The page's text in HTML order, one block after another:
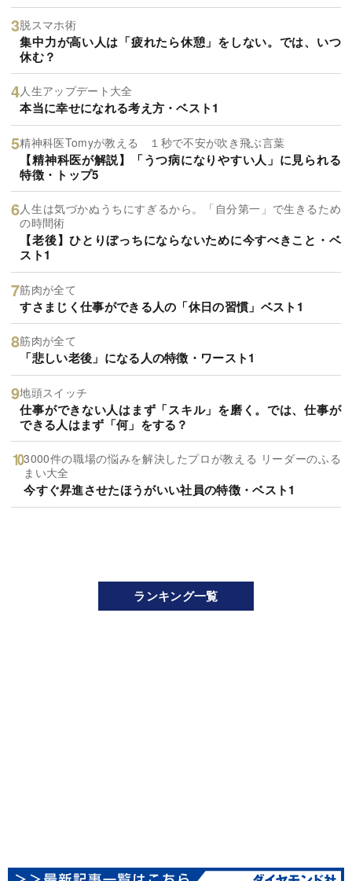
脱スマホ術
集中力が高い人は「疲れたら休憩」をしない。では、いつ
休む？
人生アップデート大全
本当に幸せになれる考え方・ベスト1
精神科医Tomyが教える １秒で不安が吹き飛ぶ言葉
【精神科医が解説】「うつ病になりやすい人」に見られる
特徴・トップ5
人生は気づかぬうちにすぎるから。「自分第一」で生きるため
の時間術
【老後】ひとりぼっちにならないために今すべきこと・ベ
スト1
筋肉が全て
すさまじく仕事ができる人の「休日の習慣」ベスト1
筋肉が全て
「悲しい老後」になる人の特徴・ワースト1
地頭スイッチ
仕事ができない人はまず「スキル」を磨く。では、仕事が
できる人はまず「何」をする？
3000件の職場の悩みを解決したプロが教える リーダーのふる
まい大全
今すぐ昇進させたほうがいい社員の特徴・ベスト1
ランキング一覧